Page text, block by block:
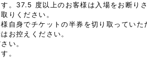
。37.5 度以上のお客様は入場をお断りさ
りください。
身でチケットの半券を切り取っていた
お控えください。
い。
。